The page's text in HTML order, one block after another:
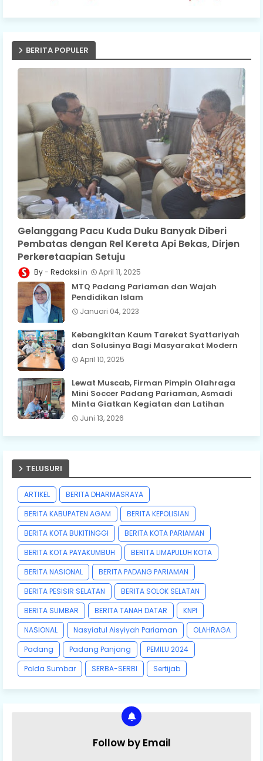
BERITA POPULER
Gelanggang Pacu Kuda Duku Banyak Diberi
Pembatas dengan Rel Kereta Api Bekas, Dirjen
Perkeretaapian Setuju
Redaksi April 11, 2025
MTQ Padang Pariaman dan Wajah
Pendidikan Islam
Januari 04, 2023
Kebangkitan Kaum Tarekat Syattariyah
dan Solusinya Bagi Masyarakat Modern
April 10, 2025
Lewat Muscab, Firman Pimpin Olahraga
Mini Soccer Padang Pariaman, Asmadi
Minta Giatkan Kegiatan dan Latihan
Juni 13, 2026
TELUSURI
ARTIKEL
BERITA DHARMASRAYA
BERITA KABUPATEN AGAM
BERITA KEPOLISIAN
BERITA KOTA BUKITINGGI
BERITA KOTA PARIAMAN
BERITA KOTA PAYAKUMBUH
BERITA LIMAPULUH KOTA
BERITA NASIONAL
BERITA PADANG PARIAMAN
BERITA PESISIR SELATAN
BERITA SOLOK SELATAN
BERITA SUMBAR
BERITA TANAH DATAR
KNPI
NASIONAL
Nasyiatul Aisyiyah Pariaman
OLAHRAGA
Padang
Padang Panjang
PEMILU 2024
Polda Sumbar
SERBA-SERBI Sertijab
Follow by Email